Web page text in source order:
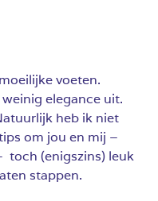
voeten.
elegance uit.
heb ik niet
om jou en mij –
toch (enigszins) leuk
stappen.